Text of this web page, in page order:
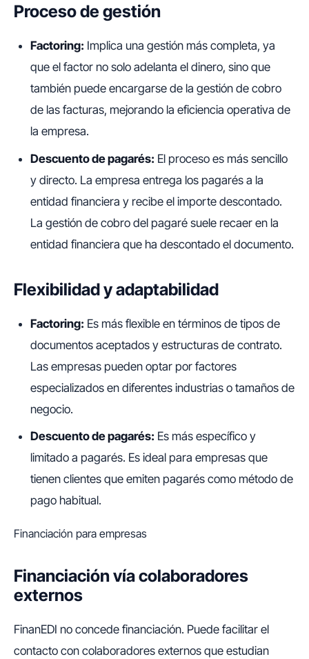
Proceso de gestión
Factoring: Implica una gestión más completa, ya
que el factor no solo adelanta el dinero, sino que
también puede encargarse de la gestión de cobro
de las facturas, mejorando la eficiencia operativa de
la empresa.
Descuento de pagarés: El proceso es más sencillo
y directo. La empresa entrega los pagarés a la
entidad financiera y recibe el importe descontado.
La gestión de cobro del pagaré suele recaer en la
entidad financiera que ha descontado el documento.
Flexibilidad y adaptabilidad
Factoring: Es más flexible en términos de tipos de
documentos aceptados y estructuras de contrato.
Las empresas pueden optar por factores
especializados en diferentes industrias o tamaños de
negocio.
Descuento de pagarés: Es más específico y
limitado a pagarés. Es ideal para empresas que
tienen clientes que emiten pagarés como método de
pago habitual.
Financiación para empresas
Financiación vía colaboradores
externos
FinanEDI no concede financiación. Puede facilitar el
contacto con colaboradores externos que estudian